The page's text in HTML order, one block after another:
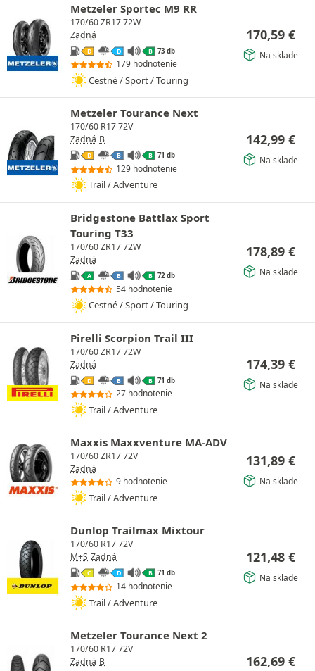
Metzeler Sportec M9 RR
170/60 ZR17 72W
Zadná
D D B 73 db
179 hodnotenie
Cestné / Sport / Touring
170,59 €
Na sklade
Metzeler Tourance Next
170/60 R17 72V
Zadná B
D B B 71 db
129 hodnotenie
Trail / Adventure
142,99 €
Na sklade
Bridgestone Battlax Sport
Touring T33
170/60 ZR17 72W
Zadná
A B B 72 db
54 hodnotenie
Cestné / Sport / Touring
178,89 €
Na sklade
Pirelli Scorpion Trail III
170/60 ZR17 72W
Zadná
D B B 71 db
27 hodnotenie
Trail / Adventure
174,39 €
Na sklade
Maxxis Maxxventure MA-ADV
170/60 ZR17 72V
Zadná
9 hodnotenie
Trail / Adventure
131,89 €
Na sklade
Dunlop Trailmax Mixtour
170/60 R17 72V
M+S Zadná
C D B 71 db
14 hodnotenie
Trail / Adventure
121,48 €
Na sklade
Metzeler Tourance Next 2
170/60 R17 72V
Zadná B 162,69 €